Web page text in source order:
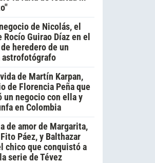
de Nicolás, el
Rocío Guirao Díaz en el
heredero de un
astrofotógrafo
de Martín Karpan,
de Florencia Peña que
un negocio con ella y
en Colombia
de amor de Margarita,
Páez, y Balthazar
chico que conquistó a
serie de Tévez